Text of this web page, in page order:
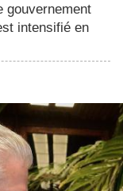
gouvernement
intensifié en